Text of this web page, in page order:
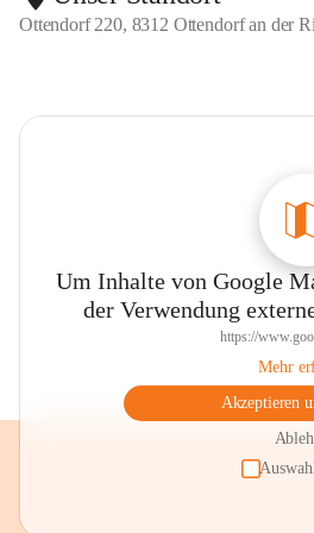
Ottendorf 220, 8312 Ottendorf an der
Um Inhalte von Google
der Verwendung
https://
Mehr
Akzeptieren